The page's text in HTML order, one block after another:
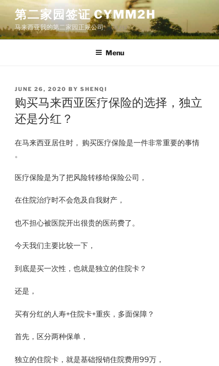
Skip
content
第二家园签证 CYMM2H
马来西亚我的第二家园正规公司
Menu
POSTED
ON
JUNE 26, 2020 BY SHENQI
购买马来西亚医疗保险的选择，独立
还是分红？
在马来西亚居住时， 购买医疗保险是一件非常重要的事情
。
医疗保险是为了把风险转移给保险公司，
在住院治疗时不会危及自我财产，
也不担心被医院开出很贵的医药费了。
今天我们主要比较一下，
到底是买一次性，也就是独立的住院卡？
还是，
买有分红的人寿+住院卡+重疾，多面保障？
首先，区分两种保单，
独立的住院卡，就是基础报销住院费用99万，